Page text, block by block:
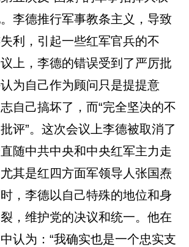
李德推行军事教条主义，导致
利，引起一些红军官兵的不
上，李德的错误受到了严厉批
为自己作为顾问只是提提意
自己搞坏了，而“完全坚决的不
评”。这次会议上李德被取消了
随中共中央和中央红军主力走
其是红四方面军领导人张国焘
，李德以自己特殊的地位和身
，维护党的决议和统一。他在
中认为：“我确实也是一个忠实支